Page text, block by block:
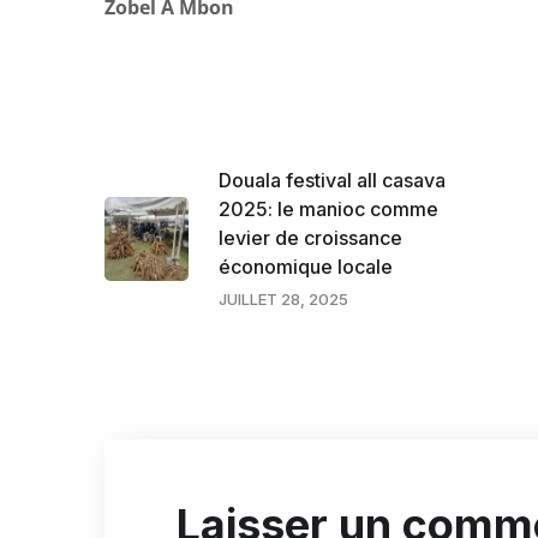
Zobel A Mbon
Douala festival all casava
2025: le manioc comme
levier de croissance
économique locale
JUILLET 28, 2025
Laisser un